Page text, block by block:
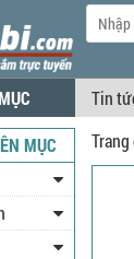
Tin
Trang
MỤC